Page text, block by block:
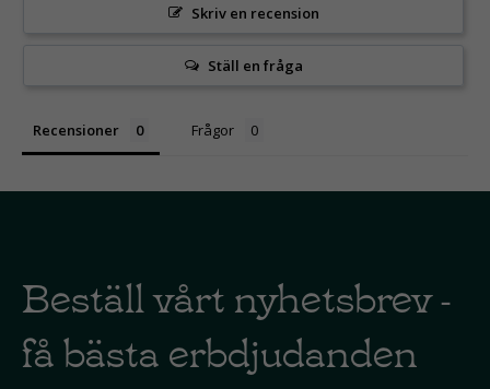
Skriv en recension
Ställ en fråga
Recensioner Frågor
Beställ vårt nyhetsbrev -
få bästa erbdjudanden